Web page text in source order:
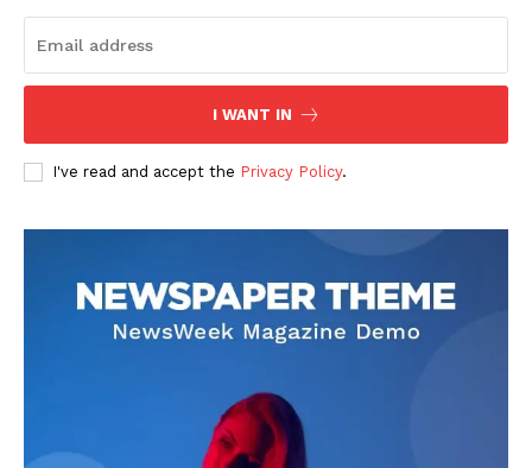
AIN NEWS 1
Contact Us
I WANT IN
I've read and accept the Privacy Policy.